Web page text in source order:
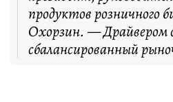
продуктов розничного
Охорзин. — Драйвером
сбалансированный